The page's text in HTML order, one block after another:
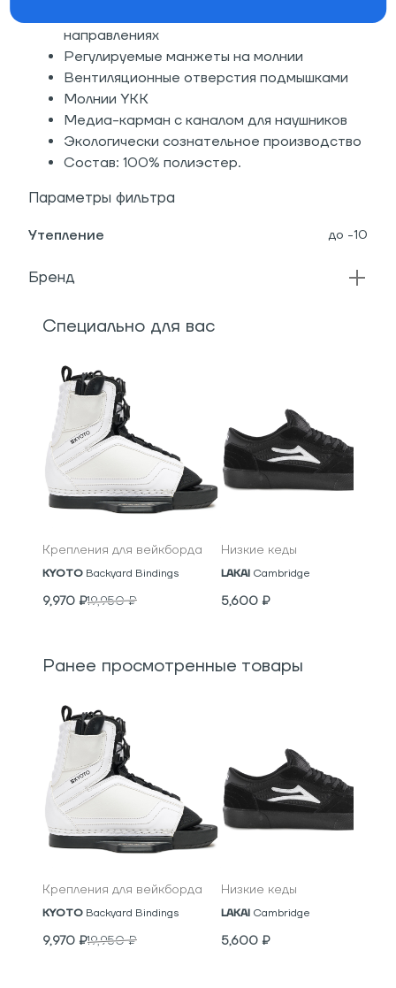
направлениях
Регулируемые манжеты на молнии
Вентиляционные отверстия подмышками
Молнии YKK
Медиа-карман с каналом для наушников
Экологически сознательное производство
Состав: 100% полиэстер.
Параметры фильтра
Утепление до -10
Бренд
Специально для вас
Крепления для вейкборда
KYOTO Backyard Bindings
9,970 ₽19,950₽
Низкие кеды
LAKAI Cambridge
5,600 ₽
Ранее просмотренные товары
Крепления для вейкборда
KYOTO Backyard Bindings
9,970 ₽19,950₽
Низкие кеды
LAKAI Cambridge
5,600 ₽